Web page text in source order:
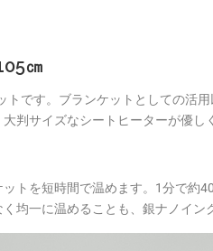
㎝
です。ブランケットとしての活用
判サイズなシートヒーターが優し
トを短時間で温めます。1分で約
均一に温めることも、銀ナノイン